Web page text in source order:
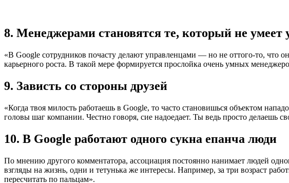
8. Менеджерами становятся те, который не умеет
«В Google сотрудников почасту делают управленцами — но не оттого-то, что
карьерного роста. В такой мере формируется прослойка очень умных
9. Зависть со стороны друзей
«Когда твоя милость работаешь в Google, то часто становишься объектом
головы шаг компании. Честно говоря, сие надоедает. Ты ведь просто делаешь
10. В Google работают одного сукна епанча люди
По мнению другого комментатора, ассоциация постоянно нанимает людей
взгляды на жизнь, одни и тетунька же интересы. Например, за три возраст
пересчитать по пальцам».